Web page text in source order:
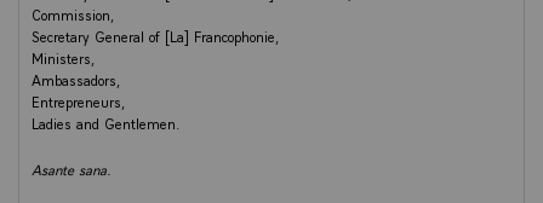
Commission,
Secretary General of [La] Francophonie,
Ministers,
Ambassadors,
Entrepreneurs,
Ladies and Gentlemen.
Asante sana.